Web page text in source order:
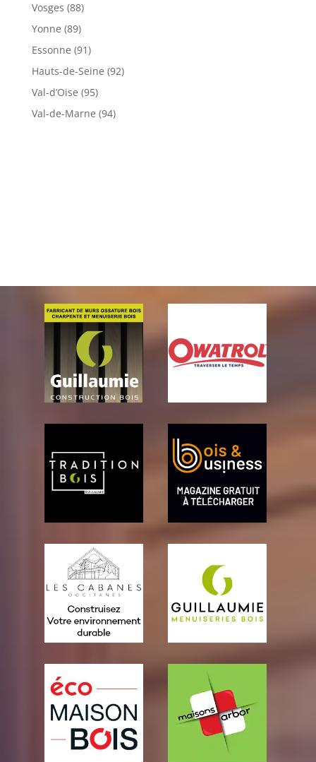
Vosges (88)
Yonne (89)
Essonne (91)
Hauts-de-Seine (92)
Val-d’Oise (95)
Val-de-Marne (94)